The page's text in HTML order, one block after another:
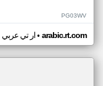
PG03WV
ار تي عربي• arabic.rt.com